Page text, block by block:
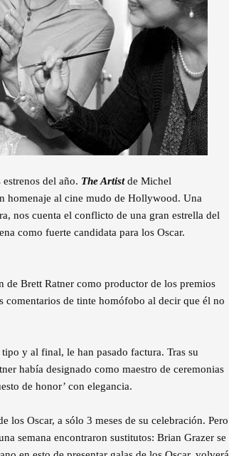
del año. The Artistde Michel
homenaje al cine mudo de Hollywood. Una
nos cuenta el conflicto de una gran estrella del
como fuerte candidata para los Oscar.
Brett Ratner como productor de los premios
comentarios de tinte homófobo al decir que él no
y al final, le han pasado factura. Tras su
había designado como maestro de ceremonias
de honor’ con elegancia.
los Oscar, a sólo 3 meses de su celebración. Pero
semana encontraron sustitutos: Brian Grazer se